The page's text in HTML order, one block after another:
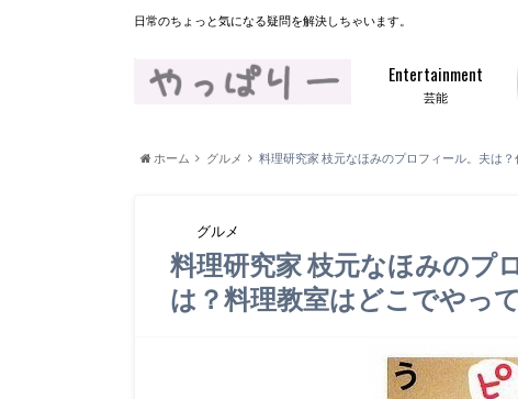
日常のちょっと気になる疑問を解決しちゃいます。
芸能
Entertainment
ホーム グルメ 料理研究家 枝元なほみのプロフィール。夫は
グルメ
料理研究家 枝元なほみのプ
は？料理教室はどこでやっ